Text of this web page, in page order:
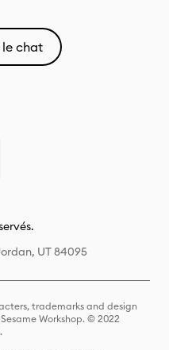
chat
UT 84095
trademarks and design
Workshop. © 2022